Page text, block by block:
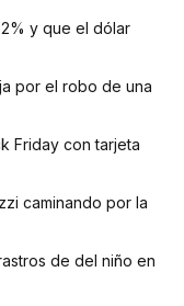
y que el dólar
por el robo de una
Friday con tarjeta
caminando por la
de del niño en